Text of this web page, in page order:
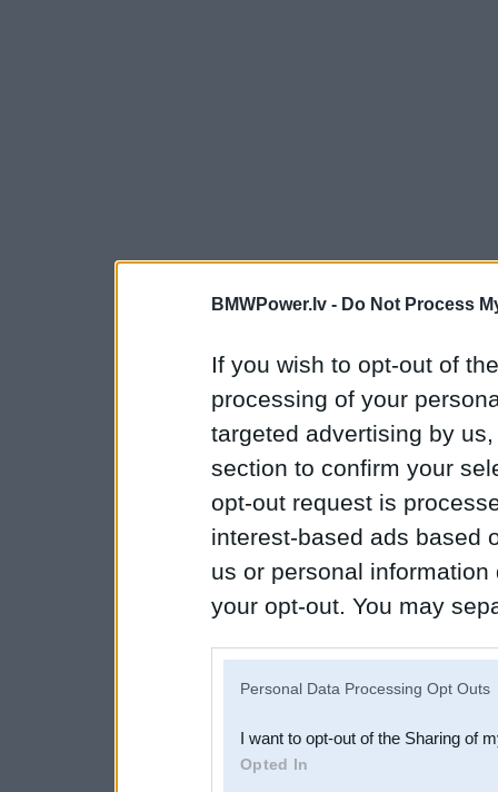
BMWPower.lv - Do Not Process
If you wish to opt-out of
processing of your
targeted advertising by
section to confirm your
opt-out request is
interest-based ads based
us or personal
your opt-out. You may
Downstream Participants
third parties.
Personal Data Processing Opt Outs
I want to opt-out of the Sharing of
Opted In